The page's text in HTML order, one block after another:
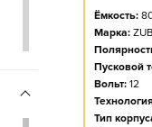
Ёмкость:
Марка:
Пусковой
Вольт: 12
Тип